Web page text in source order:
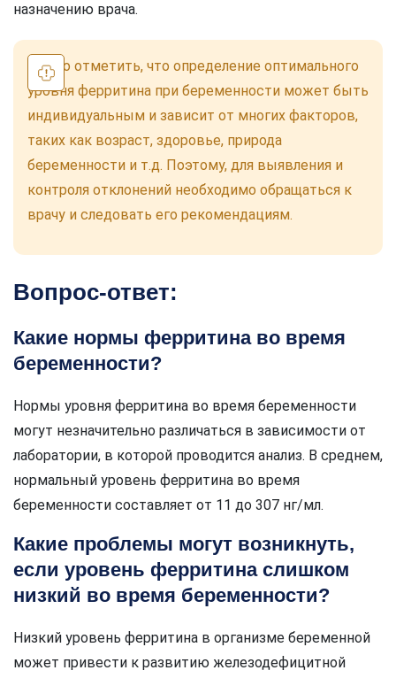
назначению врача.
Важно отметить, что определение оптимального
уровня ферритина при беременности может быть
индивидуальным и зависит от многих факторов,
таких как возраст, здоровье, природа
беременности и т.д. Поэтому, для выявления и
контроля отклонений необходимо обращаться к
врачу и следовать его рекомендациям.
Вопрос-ответ:
Какие нормы ферритина во время
беременности?
Нормы уровня ферритина во время беременности
могут незначительно различаться в зависимости от
лаборатории, в которой проводится анализ. В среднем,
нормальный уровень ферритина во время
беременности составляет от 11 до 307 нг/мл.
Какие проблемы могут возникнуть,
если уровень ферритина слишком
низкий во время беременности?
Низкий уровень ферритина в организме беременной
может привести к развитию железодефицитной